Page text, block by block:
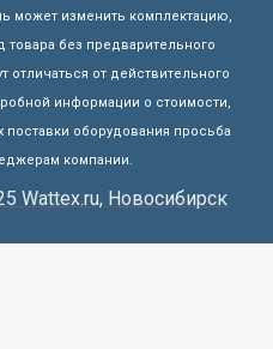
может изменить комплектацию,
товара без предварительного
отличаться от действительного
информации о стоимости,
поставки оборудования просьба
компании.
Wattex.ru, Новосибирск